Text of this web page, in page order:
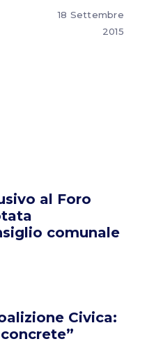
18 Settembre
2015
al Foro
comunale
Civica: